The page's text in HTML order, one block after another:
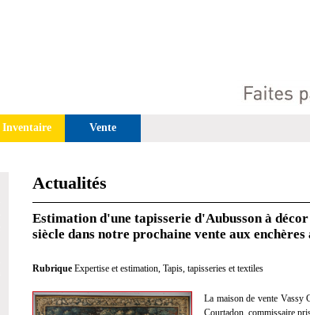
Inventaire Vente
Actualités
Estimation d'une tapisserie d'Aubusson à
siècle dans notre prochaine vente aux
Rubrique Expertise et estimation, Tapis, tapisseries et textiles
La maison de vente Vassy
Courtadon, commissaire